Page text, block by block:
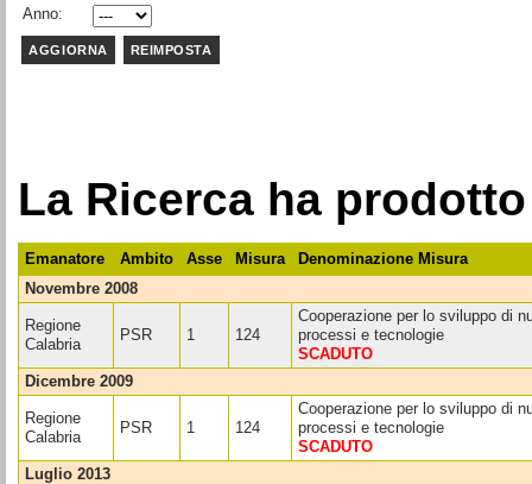
Anno:
La Ricerca ha
Emanatore Ambito Asse Misura
Denominazione Misura
novembre 2008
Regione
Calabria
PSR 1 124
Cooperazione per lo sviluppo di
processi e tecnologie
SCADUTO
dicembre 2009
Regione
Calabria
PSR 1 124
Cooperazione per lo sviluppo di
processi e tecnologie
SCADUTO
luglio 2013